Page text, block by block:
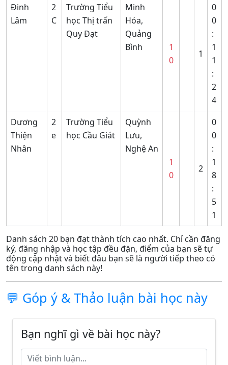
Đinh
Lâm
2
C
Trường Tiểu
học Thị trấn
Quy Đạt
Minh
Hóa,
Quảng
Bình
1
0
1
0
0
:
1
1
:
2
4
Dương
Thiện
Nhân
2
e
Trường Tiểu
học Cầu Giát
Quỳnh
Lưu,
Nghệ An
1
0
2
0
0
:
1
8
:
5
1
Danh sách 20 bạn đạt thành tích cao nhất. Chỉ cần đăng
ký, đăng nhập và học tập đều đặn, điểm của bạn sẽ tự
động cập nhật và biết đâu bạn sẽ là người tiếp theo có
tên trong danh sách này!
💬 Góp ý & Thảo luận bài học này
Bạn nghĩ gì về bài học này?